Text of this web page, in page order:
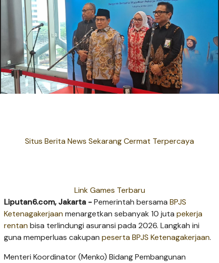
Situs Berita News Sekarang Cermat Terpercaya
Link Games Terbaru
Liputan6.com, Jakarta -Pemerintah bersama BPJS
Ketenagakerjaanmenargetkan sebanyak 10 juta pekerja
rentanbisa terlindungi asuransi pada 2026. Langkah ini
guna memperluas cakupan peserta BPJS Ketenagakerjaan.
Menteri Koordinator (Menko) Bidang Pembangunan